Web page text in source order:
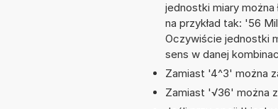
jednostki miary
na przykład tak: '56
Oczywiście jednostki
sens w danej
Zamiast '4^3' można
Zamiast '√36' można